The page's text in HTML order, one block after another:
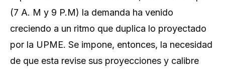
(7 A. M y 9 P.M) la demanda ha venido
creciendo a un ritmo que duplica lo proyectado
por la UPME. Se impone, entonces, la necesidad
de que esta revise sus proyecciones y calibre